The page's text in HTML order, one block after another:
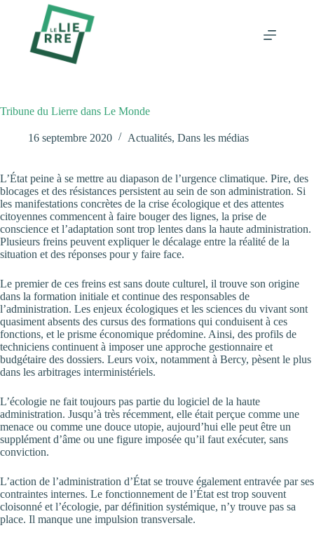
Tribune du Lierre dans Le Monde
16 septembre 2020 Actualités, Dans les médias
L’État peine à se mettre au diapason de l’urgence climatique. Pire, des
blocages et des résistances persistent au sein de son administration. Si
les manifestations concrètes de la crise écologique et des attentes
citoyennes commencent à faire bouger des lignes, la prise de
conscience et l’adaptation sont trop lentes dans la haute administration.
Plusieurs freins peuvent expliquer le décalage entre la réalité de la
situation et des réponses pour y faire face.
Le premier de ces freins est sans doute culturel, il trouve son origine
dans la formation initiale et continue des responsables de
l’administration. Les enjeux écologiques et les sciences du vivant sont
quasiment absents des cursus des formations qui conduisent à ces
fonctions, et le prisme économique prédomine. Ainsi, des profils de
techniciens continuent à imposer une approche gestionnaire et
budgétaire des dossiers. Leurs voix, notamment à Bercy, pèsent le plus
dans les arbitrages interministériels.
L’écologie ne fait toujours pas partie du logiciel de la haute
administration. Jusqu’à très récemment, elle était perçue comme une
menace ou comme une douce utopie, aujourd’hui elle peut être un
supplément d’âme ou une figure imposée qu’il faut exécuter, sans
conviction.
L’action de l’administration d’État se trouve également entravée par ses
contraintes internes. Le fonctionnement de l’État est trop souvent
cloisonné et l’écologie, par définition systémique, n’y trouve pas sa
place. Il manque une impulsion transversale.